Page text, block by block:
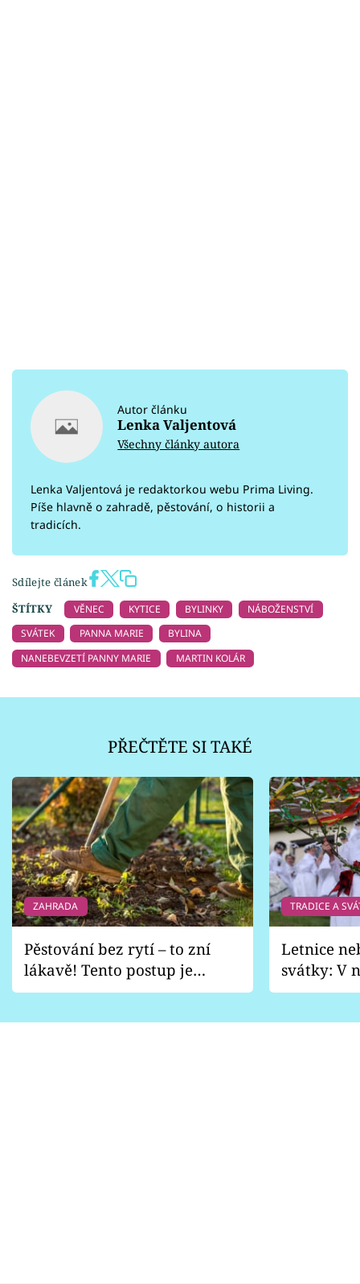
Autor článku
Lenka Valjentová
Všechny články autora
Lenka Valjentová je redaktorkou webu Prima Living.
Píše hlavně o zahradě, pěstování, o historii a
tradicích.
Sdílejte článek
ŠTÍTKY
VĚNEC KYTICE BYLINKY
NÁBOŽENSTVÍ
SVÁTEK
PANNA MARIE
BYLINA
NANEBEVZETÍ PANNY MARIE
MARTIN KOLÁR
PŘEČTĚTE SI TAKÉ
ZAHRADA
Pěstování bez rytí – to zní
lákavě! Tento postup je
vhodný jen pro některé
TRADICE A
Letnice
svátky: V
pondělí